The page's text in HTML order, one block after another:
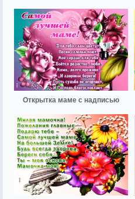
Открытка маме с надписью